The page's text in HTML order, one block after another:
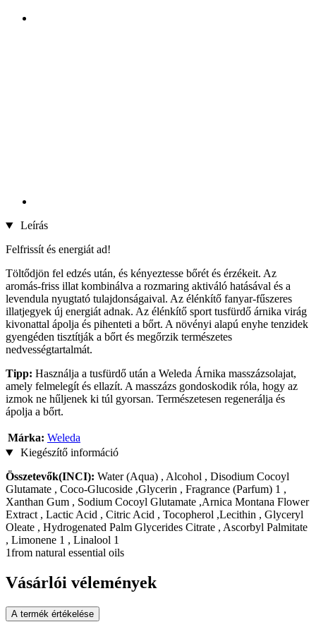
Leírás
Felfrissít és energiát ad!
Töltődjön fel edzés után, és kényeztesse bőrét és érzékeit. Az
aromás-friss illat kombinálva a rozmaring aktiváló hatásával és a
levendula nyugtató tulajdonságaival. Az élénkítő fanyar-fűszeres
illatjegyek új energiát adnak. Az élénkítő sport tusfürdő árnika virág
kivonattal ápolja és pihenteti a bőrt. A növényi alapú enyhe tenzidek
gyengéden tisztítják a bőrt és megőrzik természetes
nedvességtartalmát.
Tipp: Használja a tusfürdő után a Weleda Árnika masszázsolajat,
amely felmelegít és ellazít. A masszázs gondoskodik róla, hogy az
izmok ne hűljenek ki túl gyorsan. Természetesen regenerálja és
ápolja a bőrt.
Márka: Weleda
Kiegészítő információ
Összetevők(INCI): Water (Aqua) , Alcohol , Disodium Cocoyl
Glutamate , Coco-Glucoside ,Glycerin , Fragrance (Parfum) 1 ,
Xanthan Gum , Sodium Cocoyl Glutamate ,Arnica Montana Flower
Extract , Lactic Acid , Citric Acid , Tocopherol ,Lecithin , Glyceryl
Oleate , Hydrogenated Palm Glycerides Citrate , Ascorbyl Palmitate
, Limonene 1 , Linalool 1
1from natural essential oils
Vásárlói vélemények
A termék értékelése